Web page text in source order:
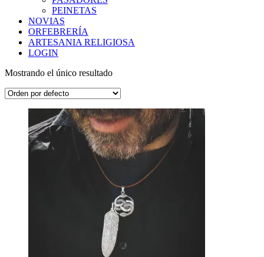
PEINETAS
NOVIAS
ORFEBRERÍA
ARTESANIA RELIGIOSA
LOGIN
Mostrando el único resultado